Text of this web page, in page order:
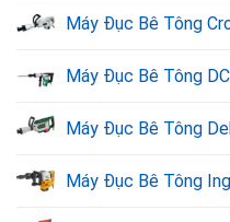
Máy Đục Bê Tông
Máy Đục Bê Tông
Máy Đục Bê Tông
Máy Đục Bê Tông